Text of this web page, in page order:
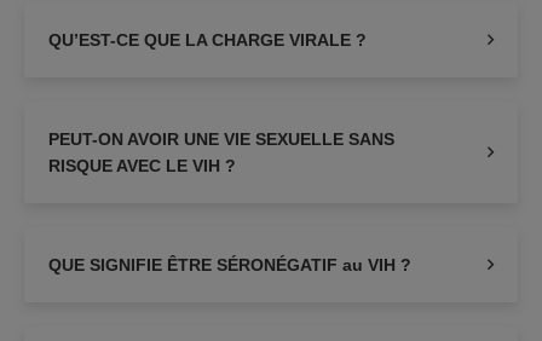
QU’EST-CE QUE LA CHARGE VIRALE ?
PEUT-ON AVOIR UNE VIE SEXUELLE SANS
RISQUE AVEC LE VIH ?
QUE SIGNIFIE ÊTRE SÉRONÉGATIF au VIH ?